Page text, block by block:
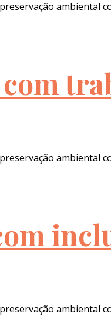
ambiental
ambiental
ambiental